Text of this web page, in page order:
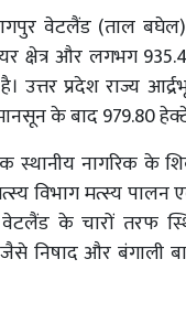
वेटलैंड (ताल बघेल)
क्षेत्र और लगभग
है। उत्तर प्रदेश राज्य
के बाद 979.80
स्थानीय नागरिक के
विभाग मत्स्य
के चारों तरफ
निषाद और